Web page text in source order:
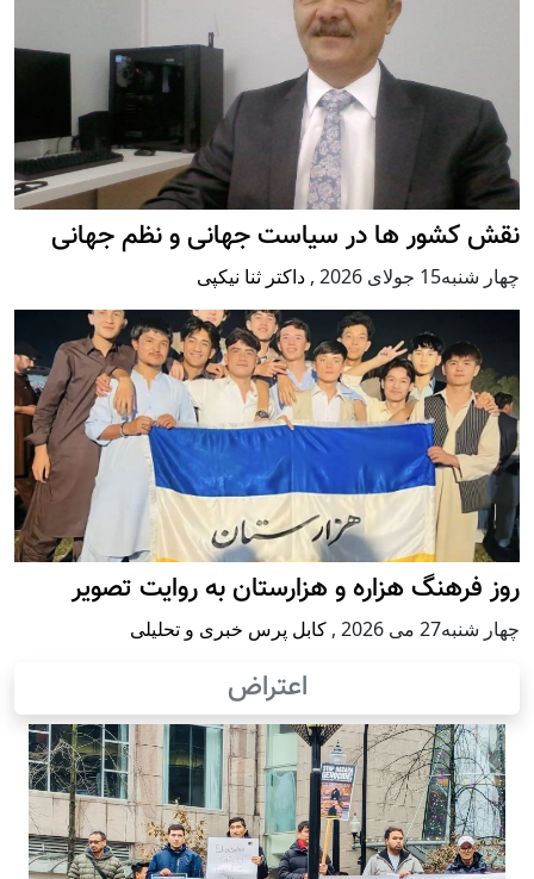
نقش کشور ها در سیاست جهانی و نظم جهانی
چهار شنبه15 جولای 2026 , داکتر ثنا نیکپی
روز فرهنگ هزاره و هزارستان به روایت تصویر
چهار شنبه27 می 2026 , کابل پرس خبری و تحلیلی
اعتراض